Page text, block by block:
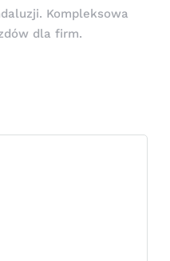
Kompleksowa
dla firm.